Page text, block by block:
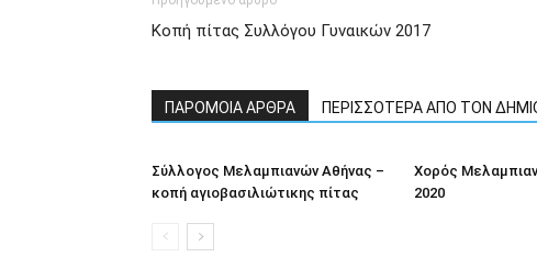
Κοπή πίτας Συλλόγου Γυναικών 2017
ΠΑΡΟΜΟΙΑ ΑΡΘΡΑ ΠΕΡΙΣΣΟΤΕΡΑ ΑΠΟ ΤΟΝ
Σύλλογος Μελαμπιανών Αθήνας –
κοπή αγιοβασιλιώτικης πίτας
Χορός
2020